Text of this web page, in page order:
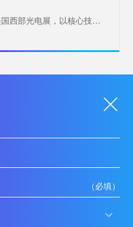
逐光出海！凯普林亮相美国西部光电展，以核心技术叩响国际大门